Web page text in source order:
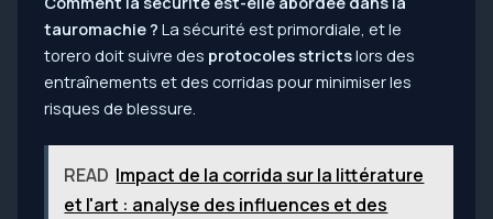
tauromachie ? La sécurité est primordiale, et le
torero doit suivre des protocoles strictslors des
entraînements et des corridas pour minimiser les
risques de blessure.
READ Impact de la corrida sur la littérature
et l'art : analyse des influences et des